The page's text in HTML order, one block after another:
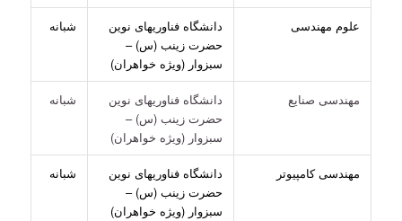
علوم مهندسی
دانشگاه فناوریهای نوین
حضرت زینب (س) –
سبزوار (ویژه خواهران)
شبانه
مهندسی صنایع
دانشگاه فناوریهای نوین
حضرت زینب (س) –
سبزوار (ویژه خواهران)
شبانه
مهندسی کامپیوتر
دانشگاه فناوریهای نوین
حضرت زینب (س) –
سبزوار (ویژه خواهران)
شبانه